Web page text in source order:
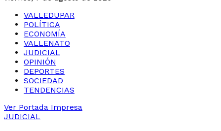
VALLEDUPAR
POLÍTICA
ECONOMÍA
VALLENATO
JUDICIAL
OPINIÓN
DEPORTES
SOCIEDAD
TENDENCIAS
Ver Portada Impresa
JUDICIAL